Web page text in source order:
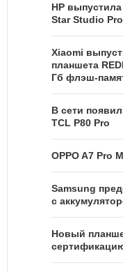
HP
Star Studio
Xiaomi
планшета
Гб флэш-
В сети
TCL P80 Pro
OPPO A7 Pro
Samsung
с
Новый